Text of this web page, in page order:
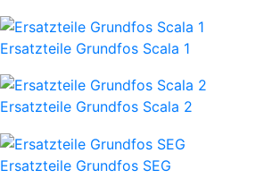
Ersatzteile Grundfos Scala 1
Ersatzteile Grundfos Scala 2
Ersatzteile Grundfos SEG